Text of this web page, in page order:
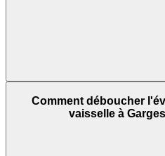
Comment déboucher
vaisselle à